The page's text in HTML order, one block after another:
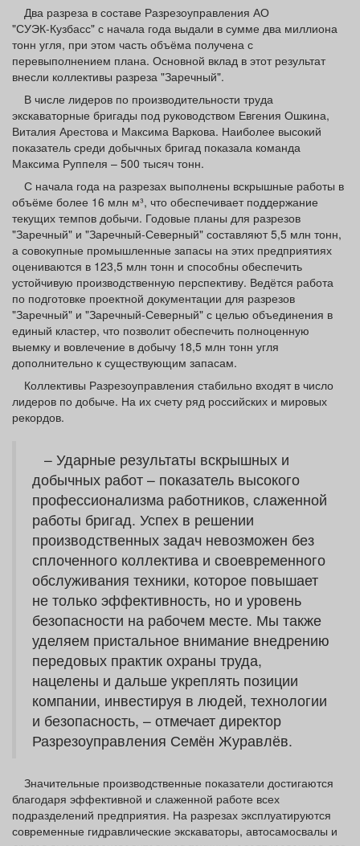
Афиша Обучение Проекты
Товары Поздравления Погода
ТВ программа Я - пенсионер
Два разреза в составе Разрезоуправления АО
"СУЭК‑Кузбасс" с начала года выдали в сумме два миллиона
тонн угля, при этом часть объёма получена с
перевыполнением плана. Основной вклад в этот результат
внесли коллективы разреза "Заречный".
В числе лидеров по производительности труда
экскаваторные бригады под руководством Евгения Ошкина,
Виталия Арестова и Максима Варкова. Наиболее высокий
показатель среди добычных бригад показала команда
Максима Руппеля – 500 тысяч тонн.
С начала года на разрезах выполнены вскрышные работы в
объёме более 16 млн м³, что обеспечивает поддержание
текущих темпов добычи. Годовые планы для разрезов
"Заречный" и "Заречный‑Северный" составляют 5,5 млн тонн,
а совокупные промышленные запасы на этих предприятиях
оцениваются в 123,5 млн тонн и способны обеспечить
устойчивую производственную перспективу. Ведётся работа
по подготовке проектной документации для разрезов
"Заречный" и "Заречный-Северный" с целью объединения в
единый кластер, что позволит обеспечить полноценную
выемку и вовлечение в добычу 18,5 млн тонн угля
дополнительно к существующим запасам.
Коллективы Разрезоуправления стабильно входят в число
лидеров по добыче. На их счету ряд российских и мировых
рекордов.
– Ударные результаты вскрышных и
добычных работ – показатель высокого
профессионализма работников, слаженной
работы бригад. Успех в решении
производственных задач невозможен без
сплоченного коллектива и своевременного
обслуживания техники, которое повышает
не только эффективность, но и уровень
безопасности на рабочем месте. Мы также
уделяем пристальное внимание внедрению
передовых практик охраны труда,
нацелены и дальше укреплять позиции
компании, инвестируя в людей, технологии
и безопасность, – отмечает директор
Разрезоуправления Семён Журавлёв.
Значительные производственные показатели достигаются
благодаря эффективной и слаженной работе всех
подразделений предприятия. На разрезах эксплуатируются
современные гидравлические экскаваторы, автосамосвалы и